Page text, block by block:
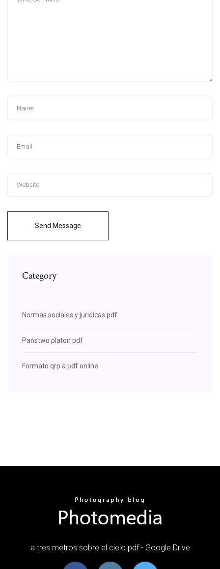
Send Message
Category
Normas sociales y juridicas pdf
Państwo platon pdf
Formato qrp a pdf online
a tres metros sobre el cielo.pdf - Google Drive